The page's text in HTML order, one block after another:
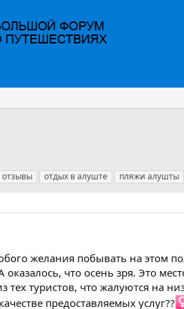
отдых в алуште пляжи алушты
желания побывать на этом
что осень зря. Это
тех туристов, что жалуются на
предоставляемых услуг??‍